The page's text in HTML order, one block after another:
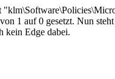
1 auf 0 gesetzt. Nun
kein Edge dabei.